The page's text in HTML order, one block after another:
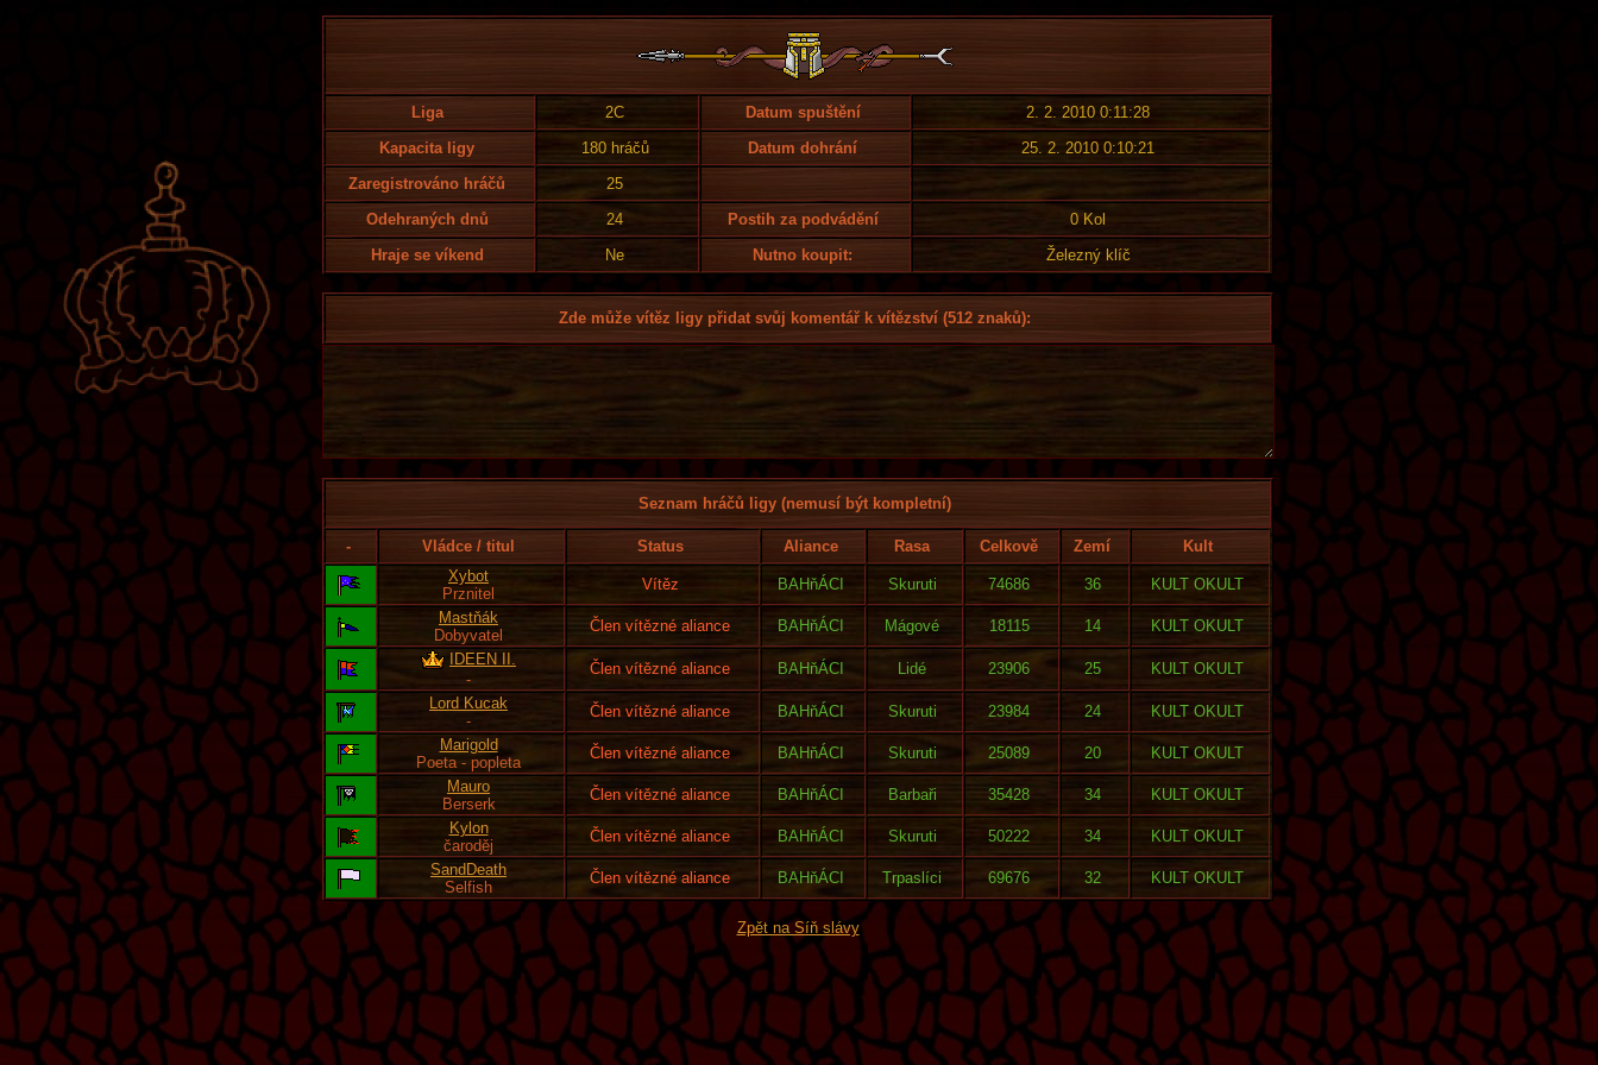
Liga 2C Datum spuštění
2. 2. 2010 0:11:28
Kapacita ligy
180 hráčů Datum dohrání
25. 2. 2010 0:10:21
Zaregistrováno hráčů
25
Odehraných dnů
24 Postih za podvádění
0 Kol
Hraje se víkend
Ne Nutno koupit: Železný klíč
Zde může vítěz ligy přidat svůj komentář k vítězství (512 znaků):
Seznam hráčů ligy (nemusí být kompletní)
- Vládce / titul Status Aliance Rasa Celkově Zemí
Kult
Xybot
Prznitel
Vítěz BAHňÁCI Skuruti 74686 36
KULT OKULT
Mastňák
Dobyvatel
Člen vítězné aliance BAHňÁCI Mágové 18115 14
KULT OKULT
IDEEN II.
-
Člen vítězné aliance BAHňÁCI Lidé 23906 25
KULT OKULT
Lord Kucak
-
Člen vítězné aliance BAHňÁCI Skuruti 23984 24
KULT OKULT
Marigold
Poeta - popleta
Člen vítězné aliance BAHňÁCI Skuruti 25089 20
KULT OKULT
Mauro
Berserk
Člen vítězné aliance BAHňÁCI Barbaři 35428 34
KULT OKULT
Kylon
čaroděj
Člen vítězné aliance BAHňÁCI Skuruti 50222 34
KULT OKULT
SandDeath
Selfish
Člen vítězné aliance BAHňÁCI Trpaslíci 69676 32 KULT OKULT
Zpět na Síň slávy